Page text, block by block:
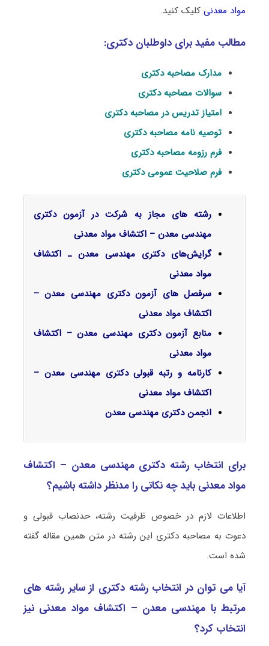
مواد معدنیکلیک کنید.
مطالب مفید برای داوطلبان دکتری:
مدارک مصاحبه دکتری
سوالات مصاحبه دکتری
امتیاز تدریس در مصاحبه دکتری
توصیه نامه مصاحبه دکتری
فرم رزومه مصاحبه دکتری
فرم صلاحیت عمومی دکتری
رشته های مجاز به شرکت در آزمون دکتری
مهندسی معدن – اکتشاف مواد معدنی
گرایش‌های دکتری ﻣﻬﻨﺪسی ﻣﻌﺪن ـ اﻛﺘﺸﺎف
مواد معدنی
سرفصل‌ های آزمون دکتری مهندسی معدن –
اکتشاف مواد معدنی
منابع آزمون دکتری مهندسی معدن – اکتشاف
مواد معدنی
کارنامه و رتبه قبولی دکتری مهندسی معدن –
اکتشاف مواد معدنی
انجمن دکتری مهندسی معدن
برای انتخاب رشته دکتری مهندسی معدن – اکتشاف
مواد معدنی باید چه نکاتی را مدنظر داشته باشیم؟
اطلاعات لازم در خصوص ظرفیت رشته، حدنصاب قبولی و
دعوت به مصاحبه دکتری این رشته در متن همین مقاله گفته
شده است.
آیا می توان در انتخاب رشته دکتری از سایر رشته های
مرتبط با مهندسی معدن – اکتشاف مواد معدنی نیز
انتخاب کرد؟